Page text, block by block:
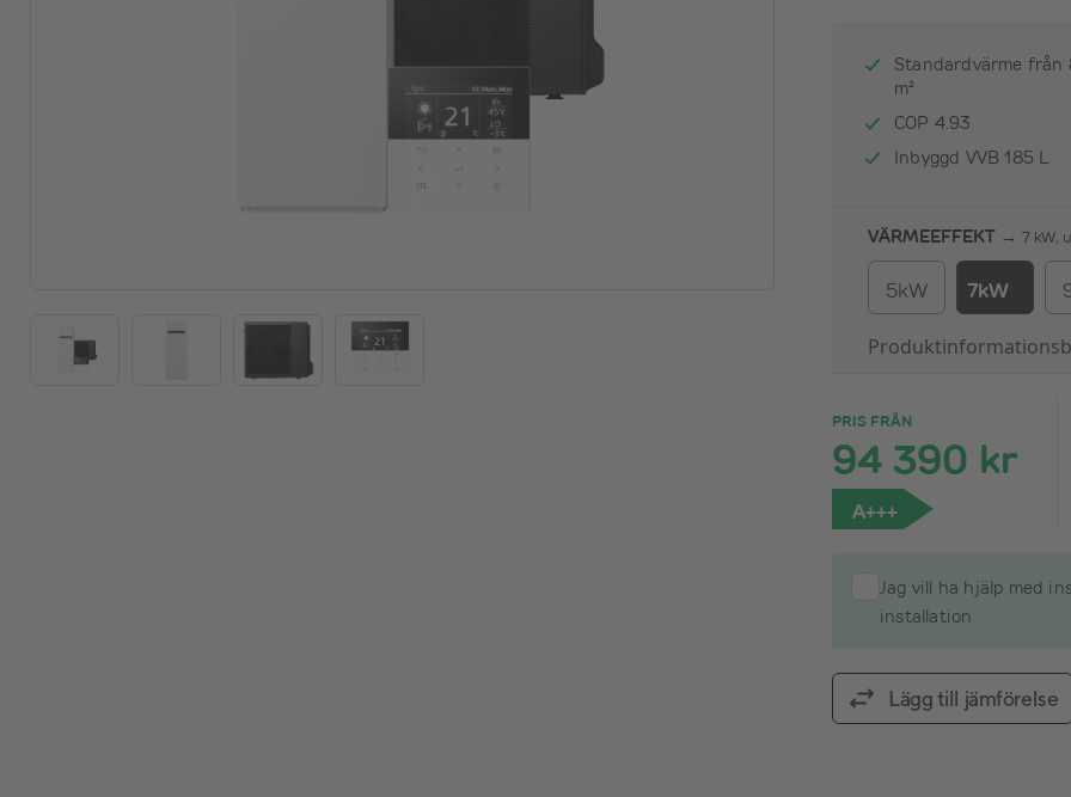
Standardvärme
m²
COP 4.93
Inbyggd VVB 185 L
VÄRMEEFFEKT → 7 kW,
5kW 7kW
PRIS FRÅN
94 390 kr
A+++
Jag vill ha hjälp med
installation
Lägg till jämförelse